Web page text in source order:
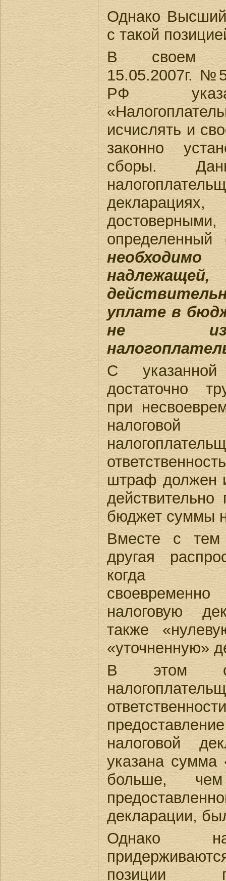
Однако
с такой
В своем
15.05.2007г.
РФ
исчислять и
законно
сборы.
уплате в
не из
С указанной
достаточно
при
штраф должен
бюджет суммы
Вместе с тем
другая
когда
налоговую
также
«уточненную»
В этом
налоговой
указана сумма
больше,
декларации,
Однако
позиции